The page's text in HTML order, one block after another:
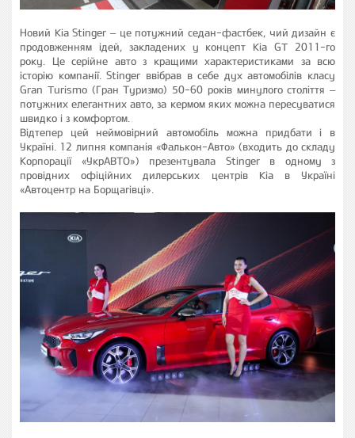
Новий Kia Stinger – це потужний седан-фастбек, чий дизайн є
продовженням ідей, закладених у концепт Kia GT 2011-го
року. Це серійне авто з кращими характеристиками за всю
історію компанії. Stinger ввібрав в себе дух автомобілів класу
Gran Turismo (Гран Туризмо) 50-60 років минулого століття –
потужних елегантних авто, за кермом яких можна пересуватися
швидко і з комфортом.
Відтепер цей неймовірний автомобіль можна придбати і в
Україні. 12 липня компанія «Фалькон-Авто» (входить до складу
Корпорації «УкрАВТО») презентувала Stinger в одному з
провідних офіційних дилерських центрів Kia в Україні
«Автоцентр на Борщагівці».